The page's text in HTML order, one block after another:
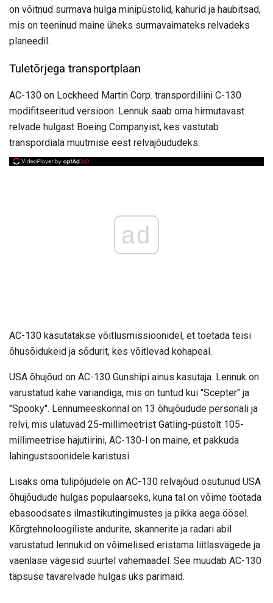
on võitnud surmava hulga minipüstolid, kahurid ja haubitsad,
mis on teeninud maine üheks surmavaimateks relvadeks
planeedil.
Tuletõrjega transportplaan
AC-130 on Lockheed Martin Corp. transpordiliini C-130
modifitseeritud versioon. Lennuk saab oma hirmutavast
relvade hulgast Boeing Companyist, kes vastutab
transpordiala muutmise eest relvajõududeks.
ad
AC-130 kasutatakse võitlusmissioonidel, et toetada teisi
õhusõidukeid ja sõdurit, kes võitlevad kohapeal.
USA õhujõud on AC-130 Gunshipi ainus kasutaja. Lennuk on
varustatud kahe variandiga, mis on tuntud kui "Scepter" ja
"Spooky". Lennumeeskonnal on 13 õhujõudude personali ja
relvi, mis ulatuvad 25-millimeetrist Gatling-püstolt 105-
millimeetrise hajutiirini, AC-130-l on maine, et pakkuda
lahingustsoonidele karistusi.
Lisaks oma tulipõjudele on AC-130 relvajõud osutunud USA
õhujõudude hulgas populaarseks, kuna tal on võime töötada
ebasoodsates ilmastikutingimustes ja pikka aega öösel.
Kõrgtehnoloogiliste andurite, skannerite ja radari abil
varustatud lennukid on võimelised eristama liitlasvägede ja
vaenlase vägesid suurtel vahemaadel. See muudab AC-130
täpsuse tavarelvade hulgas üks parimaid.